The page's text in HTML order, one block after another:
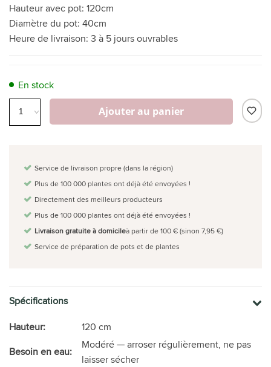
Hauteur avec pot: 120cm
Diamètre du pot: 40cm
Heure de livraison: 3 à 5 jours ouvrables
En stock
Ajouter au panier
Service de livraison propre (dans la région)
Plus de 100 000 plantes ont déjà été envoyées !
Directement des meilleurs producteurs
Plus de 100 000 plantes ont déjà été envoyées !
Livraison gratuite à domicileà partir de 100 € (sinon 7,95 €)
Service de préparation de pots et de plantes
Spécifications
Hauteur:
120 cm
Besoin en eau:
Modéré — arroser régulièrement, ne pas
laisser sécher